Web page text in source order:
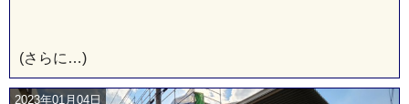
(さらに…)
2023年01月04日